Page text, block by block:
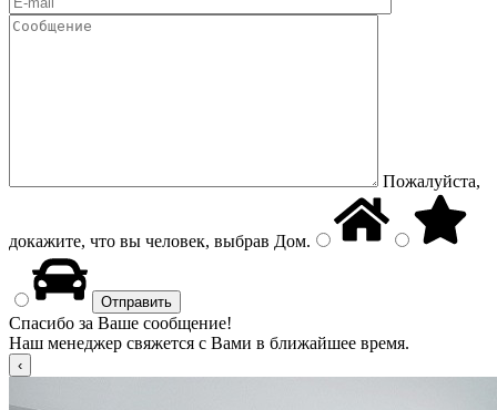
Пожалуйста,
докажите, что вы человек, выбрав Дом.
Спасибо за Ваше сообщение!
Наш менеджер свяжется с Вами в ближайшее время.